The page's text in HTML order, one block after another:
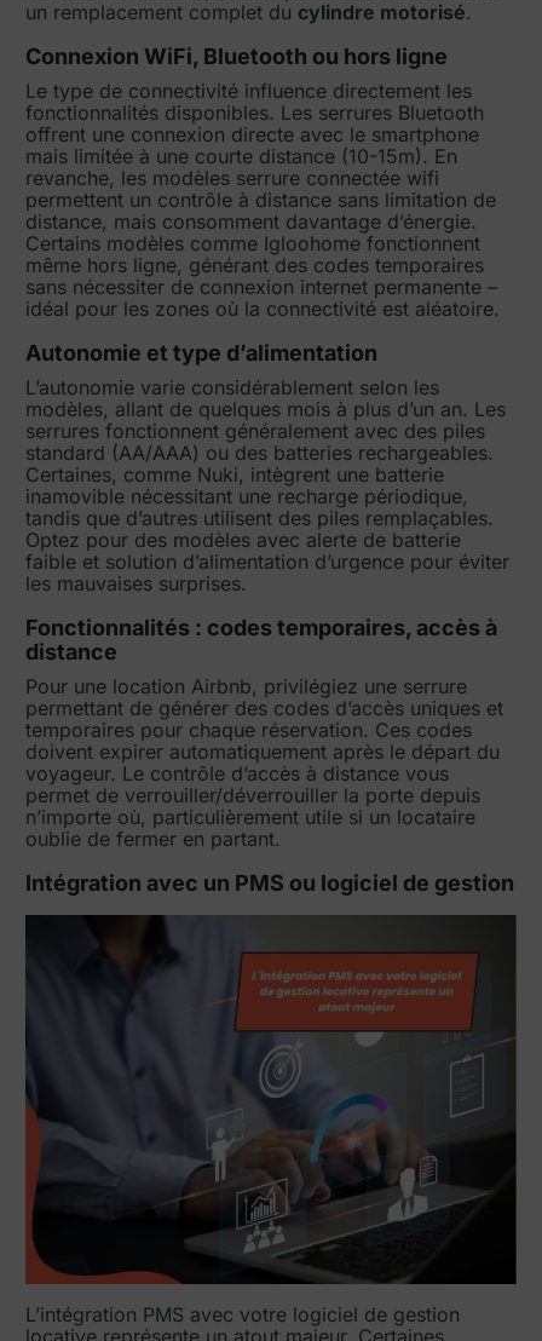
un remplacement complet du cylindre motorisé.
Connexion WiFi, Bluetooth ou hors ligne
Le type de connectivité influence directement les
fonctionnalités disponibles. Les serrures Bluetooth
offrent une connexion directe avec le smartphone
mais limitée à une courte distance (10-15m). En
revanche, les modèles serrure connectée wifi
permettent un contrôle à distance sans limitation de
distance, mais consomment davantage d’énergie.
Certains modèles comme Igloohome fonctionnent
même hors ligne, générant des codes temporaires
sans nécessiter de connexion internet permanente –
idéal pour les zones où la connectivité est aléatoire.
Autonomie et type d’alimentation
L’autonomie varie considérablement selon les
modèles, allant de quelques mois à plus d’un an. Les
serrures fonctionnent généralement avec des piles
standard (AA/AAA) ou des batteries rechargeables.
Certaines, comme Nuki, intègrent une batterie
inamovible nécessitant une recharge périodique,
tandis que d’autres utilisent des piles remplaçables.
Optez pour des modèles avec alerte de batterie
faible et solution d’alimentation d’urgence pour éviter
les mauvaises surprises.
Fonctionnalités : codes temporaires, accès à
distance
Pour une location Airbnb, privilégiez une serrure
permettant de générer des codes d’accès uniques et
temporaires pour chaque réservation. Ces codes
doivent expirer automatiquement après le départ du
voyageur. Le contrôle d’accès à distance vous
permet de verrouiller/déverrouiller la porte depuis
n’importe où, particulièrement utile si un locataire
oublie de fermer en partant.
Intégration avec un PMS ou logiciel de gestion
L’intégration PMS avec votre logiciel de gestion
locative représente un atout majeur. Certaines